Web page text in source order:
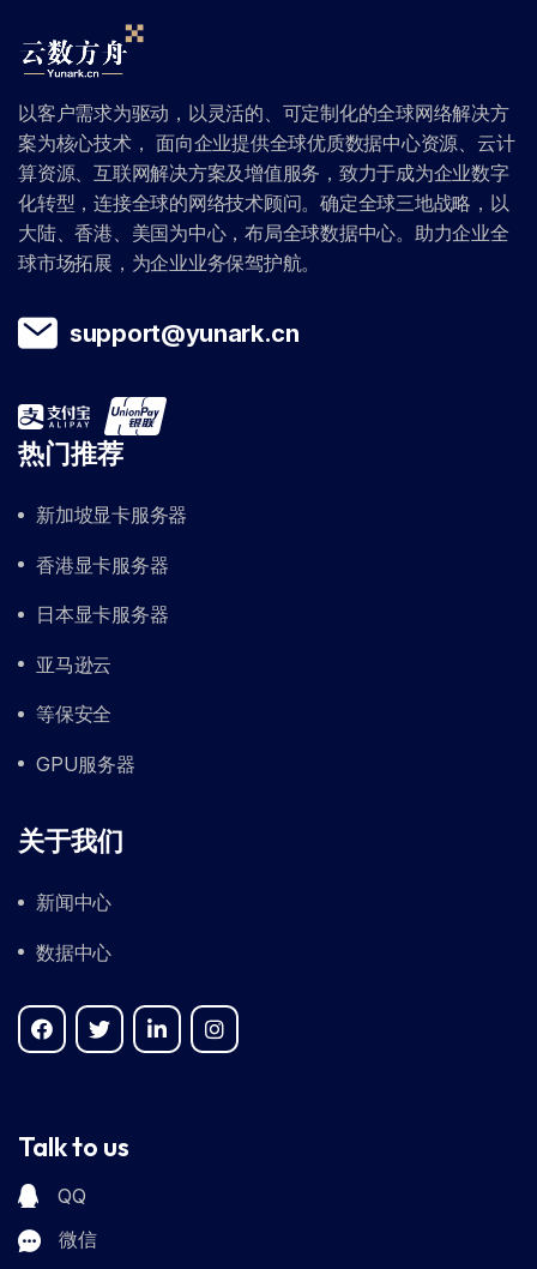
以客户需求为驱动，以灵活的、可定制化的全球网络解决方
案为核心技术， 面向企业提供全球优质数据中心资源、云计
算资源、互联网解决方案及增值服务，致力于成为企业数字
化转型，连接全球的网络技术顾问。确定全球三地战略，以
大陆、香港、美国为中心，布局全球数据中心。助力企业全
球市场拓展，为企业业务保驾护航。
support@yunark.cn
热门推荐
新加坡显卡服务器
香港显卡服务器
日本显卡服务器
亚马逊云
等保安全
GPU服务器
关于我们
新闻中心
数据中心
Talk to us
QQ
微信